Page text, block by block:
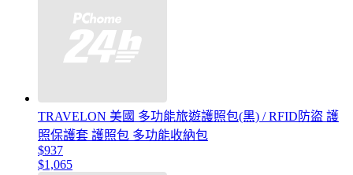
TRAVELON 美國 多功能旅遊護照包(黑) / RFID防盜 護
照保護套 護照包 多功能收納包
$937
$1,065